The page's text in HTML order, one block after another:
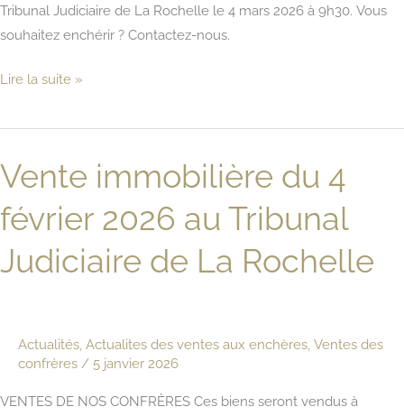
Tribunal Judiciaire de La Rochelle le 4 mars 2026 à 9h30. Vous
souhaitez enchérir ? Contactez-nous.
Vente
du
mars
au
Tribunal
Judiciaire
Rochelle
Lire la suite »
Vente immobilière du 4
février 2026 au Tribunal
Judiciaire de La Rochelle
Actualités Actualites des ventes aux enchères Ventes des
confrères / 5 janvier 2026
VENTES DE NOS CONFRÈRES Ces biens seront vendus à